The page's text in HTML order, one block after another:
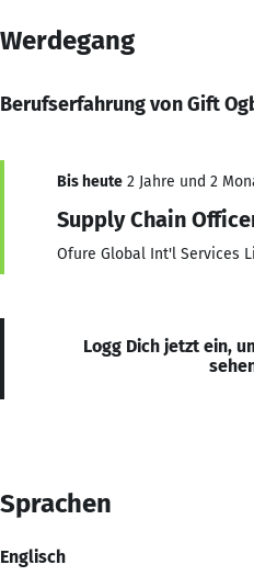
Werdegang
Berufserfahrung von Gift
Bis heute 2 Jahre und 2
Supply Chain
Ofure Global Int'l Services
Logg Dich jetzt ein,
Sprachen
Englisch